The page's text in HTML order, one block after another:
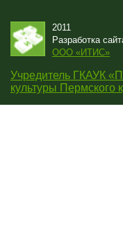
2011
Разработка
OOO «ИТИС»
Учредитель ГКАУК
культуры Пермского